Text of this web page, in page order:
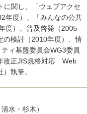
に関し、「ウェブアクセ
年度）、「みんなの公共
度）、普及啓発（2005
の検討（2010年度）、情
ィ基盤委員会WG3委員
改正JIS規格対応 Web
執筆。
水・杉木）